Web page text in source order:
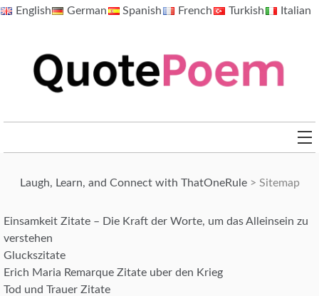
SkipEnglish German Spanish French Turkish Italian
Laugh, Learn, and Connect with ThatOneRule> Sitemap
Einsamkeit Zitate – Die Kraft der Worte, um das Alleinsein zu
verstehen
Gluckszitate
Erich Maria Remarque Zitate uber den Krieg
Tod und Trauer Zitate